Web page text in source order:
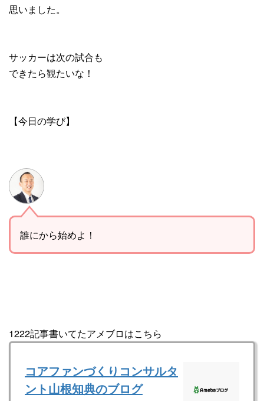
思いました。
サッカーは次の試合も
できたら観たいな！
【今日の学び】
誰にから始めよ！
1222記事書いてたアメブロはこちら
コアファンづくりコンサルタ
ント山根知典のブログ